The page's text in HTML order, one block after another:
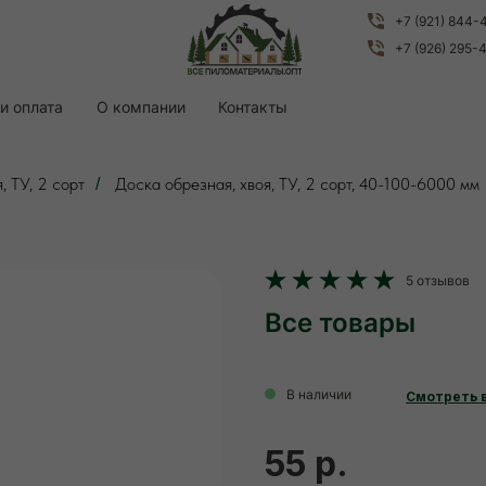
оплата Контакты
О компании
+7 (921) 844-
+7 (926) 295-
оплата Контакты
О компании
+7 (921) 844-
+7 (926) 295-
ТУ, 2 сорт / Доска обрезная, хвоя, ТУ, 2 сорт, 40-100-6000 мм
Все товары
55 р.
В наличии Смотреть
5 отзывов